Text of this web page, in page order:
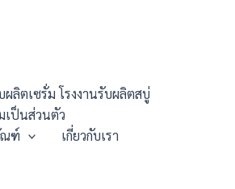
ผลิตเซรั่ม โรงงานรับผลิตสบู่
เป็นส่วนตัว
ฑ์ เกี่ยวกับเรา